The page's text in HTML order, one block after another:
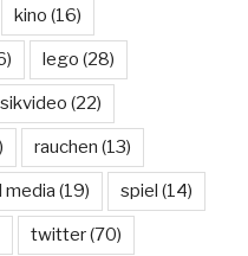
kino (16)
lego (28)
(22)
rauchen (13)
media (19) spiel (14)
twitter(70)